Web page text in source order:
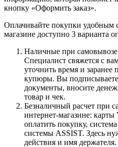
кнопку «Оформить заказ».
Оплачивайте покупки удобным
магазине доступно 3 варианта
Наличные при самовывозе
Специалист свяжется с
уточнить время и заранее
купюры. Вы подписываете
документы, вносите
товар и чек.
Безналичный расчет при
интернет-магазине:
оплатить покупку,
системы ASSIST. Здесь
действия и имя держателя.